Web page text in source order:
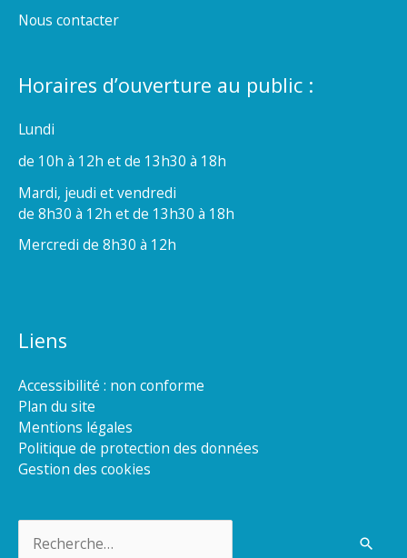
Nous contacter
Horaires d’ouverture au public :
Lundi
de 10h à 12h et de 13h30 à 18h
Mardi, jeudi et vendredi
de 8h30 à 12h et de 13h30 à 18h
Mercredi de 8h30 à 12h
Liens
Accessibilité : non conforme
Plan du site
Mentions légales
Politique de protection des données
Gestion des cookies